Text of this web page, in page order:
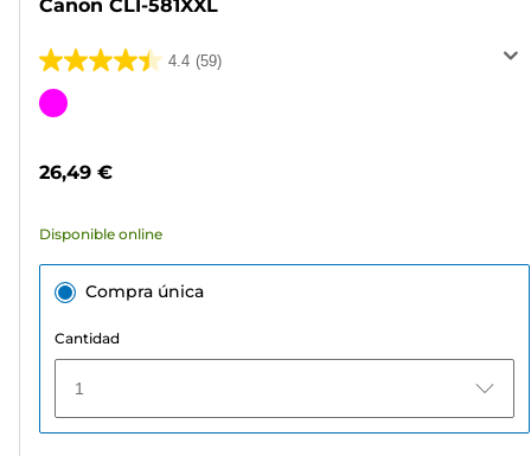
Canon CLI-581XXL
4.4 (59)
4.4
de
59
Cartucho
26,49 €
Disponible online
Compra única
Cantidad
1